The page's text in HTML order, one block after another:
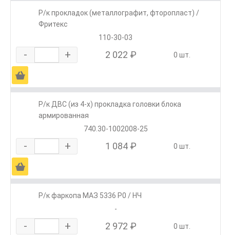
Р/к прокладок (металлографит, фторопласт) /
Фритекс
110-30-03
- + 2 022 ₽ 0 шт.
Ä
Р/к ДВС (из 4-х) прокладка головки блока
армированная
740.30-1002008-25
- + 1 084 ₽ 0 шт.
Ä
Р/к фаркопа МАЗ 5336 Р0 / НЧ
-
- + 2 972 ₽ 0 шт.